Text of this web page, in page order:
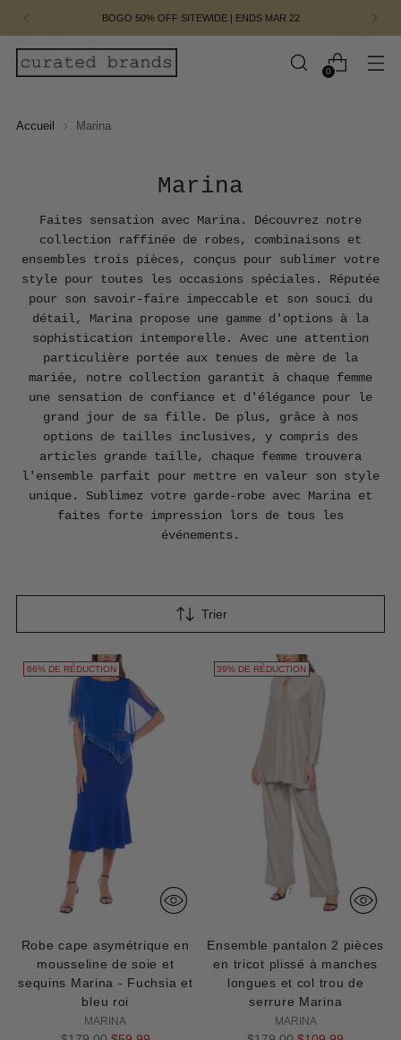
EMPLACEMENT DE DTLA
0
Accueil Marina
Marina
Faites sensation avec Marina. Découvrez notre
collection raffinée de robes, combinaisons et
ensembles trois pièces, conçus pour sublimer votre
style pour toutes les occasions spéciales. Réputée
pour son savoir-faire impeccable et son souci du
détail, Marina propose une gamme d'options à la
sophistication intemporelle. Avec une attention
particulière portée aux tenues de mère de la
mariée, notre collection garantit à chaque femme
une sensation de confiance et d'élégance pour le
grand jour de sa fille. De plus, grâce à nos
options de tailles inclusives, y compris des
articles grande taille, chaque femme trouvera
l'ensemble parfait pour mettre en valeur son style
unique. Sublimez votre garde-robe avec Marina et
faites forte impression lors de tous les
événements.
Trier
66% DE RÉDUCTION
Robe cape asymétrique en
mousseline de soie et
sequins Marina - Fuchsia et
bleu roi
MARINA
39% DE RÉDUCTION
Ensemble pantalon 2 pièces
en tricot plissé à manches
longues et col trou de
serrure Marina
MARINA